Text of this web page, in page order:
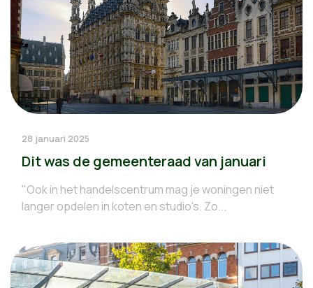
28 januari 2025
Dit was de gemeenteraad van januari
"Ook in het handelscentrum mag je woningen niet
langer opdelen in koten en studio's. Zo...